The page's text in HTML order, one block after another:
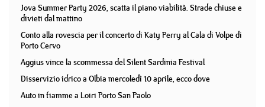
Jova Summer Party 2026, scatta il piano viabilità. Strade chiuse e
divieti dal mattino
Conto alla rovescia per il concerto di Katy Perry al Cala di Volpe di
Porto Cervo
Aggius vince la scommessa del Silent Sardinia Festival
Disservizio idrico a Olbia mercoledì 10 aprile, ecco dove
Auto in fiamme a Loiri Porto San Paolo